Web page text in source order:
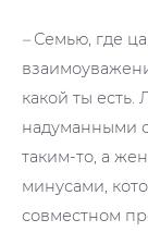
– Семью, где
какой ты
надуманными
таким-то, а
минусами,
совместном